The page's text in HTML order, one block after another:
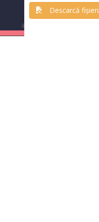
Descarcă